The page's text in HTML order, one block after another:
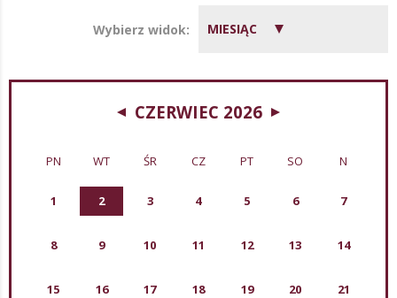
Wybierz widok: MIESIĄC
CZERWIEC 2026
PN WT ŚR CZ PT SO N
1 2 3 4 5 6 7
8 9 10 11 12 13 14
15 16 17 18 19 20 21